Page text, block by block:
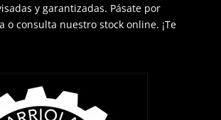
y garantizadas. Pásate por
o consulta nuestro stock online. ¡Te